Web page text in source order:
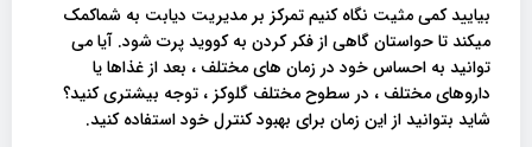
بیایید کمی مثیت نگاه کنیم تمرکز بر مدیریت دیابت به شماکمک
میکند تا حواستان گاهی از فکر کردن به کووید پرت شود. آیا می
توانید به احساس خود در زمان های مختلف ، بعد از غذاها یا
داروهای مختلف ، در سطوح مختلف گلوکز ، توجه بیشتری کنید؟
شاید بتوانید از این زمان برای بهبود کنترل خود استفاده کنید.